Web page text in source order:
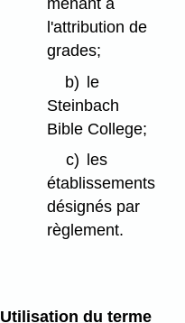
l'attribution de
grades;
b) le
Steinbach
Bible College;
c)
les
établissements
désignés par
règlement.
Utilisation du terme